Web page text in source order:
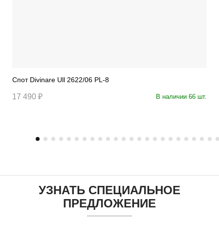
Спот Divinare Ull 2622/06 PL-8
17 490 ₽ В наличии 66 шт.
УЗНАТЬ СПЕЦИАЛЬНОЕ
ПРЕДЛОЖЕНИЕ